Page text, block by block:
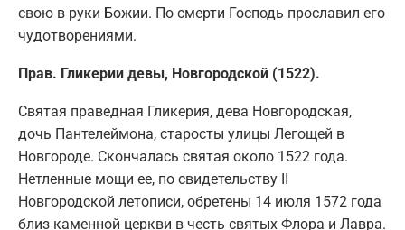
свою в руки Божии. По смерти Господь прославил его
чудотворениями.
Прав. Гликерии девы, Новгородской (1522).
Святая праведная Гликерия, дева Новгородская,
дочь Пантелеймона, старосты улицы Легощей в
Новгороде. Скончалась святая около 1522 года.
Нетленные мощи ее, по свидетельству II
Новгородской летописи, обретены 14 июля 1572 года
близ каменной церкви в честь святых Флора и Лавра.